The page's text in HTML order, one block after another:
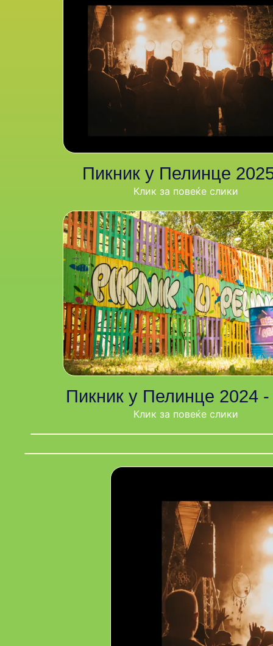
Пикник у Пелинце
Клик за повеќе слики
Пикник у Пелинце 2024
Клик за повеќе слики